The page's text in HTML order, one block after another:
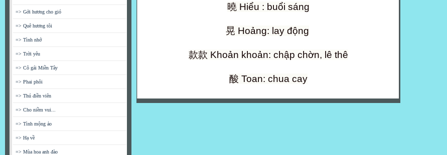
=> Gởi hương cho gió
=> Quê hương tôi
=> Tình nhớ
=> Trời yêu
=> Cô gái Miền Tây
=> Phai phôi
=> Thú điền viên
=> Cho niềm vui...
=> Tình mộng ảo
=> Hạ về
=> Mùa hoa anh đào
曉 Hiểu : buổi sáng
晃 Hoảng: lay động
款款 Khoản khoản: chập chờn, lê thê
酸 Toan: chua cay